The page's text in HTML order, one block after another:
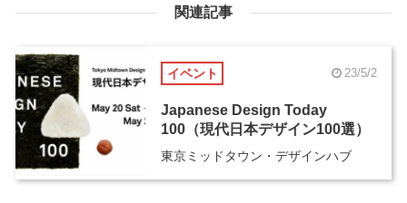
関連記事
イベント 23/5/2
Japanese Design Today
100（現代日本デザイン100選）
東京ミッドタウン・デザインハブ